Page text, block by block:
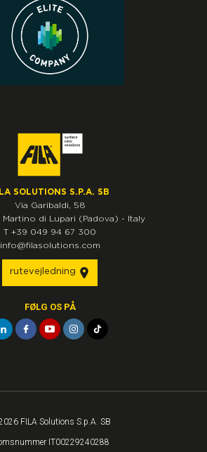
SOLUTIONS S.P.A. SB
Via Garibaldi, 58
Martino di Lupari (Padova) - Italy
T +39 049 94 67 300
info@filasolutions.com
rutevejledning
FØLG OS PÅ
FILA Solutions S.p.A. SB
IT00229240288